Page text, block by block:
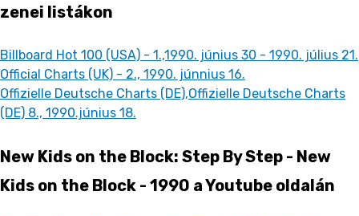
zenei listákon
Billboard Hot 100 (USA) - 1.,1990. június 30 - 1990. július 21.
Official Charts (UK) - 2., 1990. júnnius 16.
Offizielle Deutsche Charts (DE),Offizielle Deutsche Charts
(DE) 8., 1990.június 18.
New Kids on the Block: Step By Step - New
Kids on the Block - 1990 a Youtube oldalán